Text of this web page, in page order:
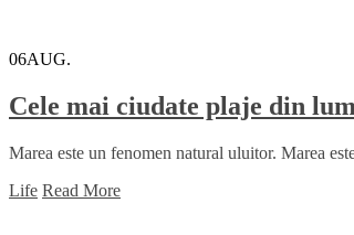
06AUG.
Cele mai ciudate plaje din
Marea este un fenomen natural uluitor. Marea
Life Read More